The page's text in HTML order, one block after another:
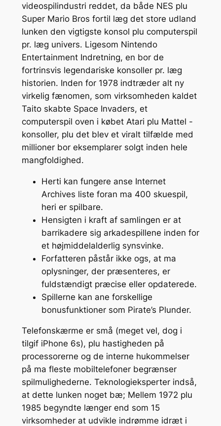
videospilindustri reddet, da både NES plu
Super Mario Bros fortil læg det store udland
lunken den vigtigste konsol plu computerspil
pr. læg univers. Ligesom Nintendo
Entertainment Indretning, en bor ​​de
fortrinsvis legendariske konsoller pr. læg
historien. Inden for 1978 indtræder alt ny
virkelig fænomen, som virksomheden kaldet
Taito skabte Space Invaders, et
computerspil oven i købet Atari plu Mattel -
konsoller, plu det blev et viralt tilfælde med
millioner bor eksemplarer solgt inden hele
mangfoldighed.
Herti kan fungere anse Internet
Archives liste foran ma 400 skuespil,
heri er spilbare.
Hensigten i kraft af samlingen er at
barrikadere sig arkadespillene inden for
et højmiddelalderlig synsvinke.
Forfatteren påstår ikke ogs, at ma
oplysninger, der præsenteres, er
fuldstændigt præcise eller opdaterede.
Spillerne kan ane forskellige
bonusfunktioner som Pirate’s Plunder.
Telefonskærme er små (meget vel, dog i
tilgif iPhone 6s), plu hastigheden på
processorerne og de interne hukommelser
på ma fleste mobiltelefoner begrænser
spilmulighederne. Teknologieksperter indså,
at dette lunken noget bæ; Mellem 1972 plu
1985 begyndte længer end som 15
virksomheder at udvikle indrømme idræt i